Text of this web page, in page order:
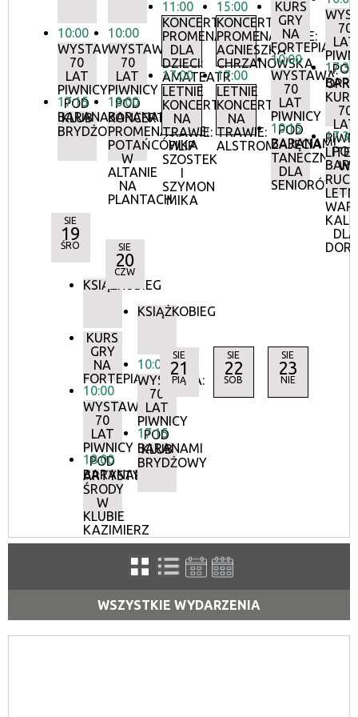
10:00
WYSTAWA:
70
LAT
PIWNICY
POD
BARANAMI
17:15
KLUB
BRYDŻOWY
10:00
WYSTAWA:
70
LAT
PIWNICY
POD
BARANAMI
18:00
KONCERTY
PROMENADOWE:
POTAŃCÓWKA
W
ALTANIE
NA
PLANTACH
11:00
KONCERTY
PROMENADOWE
DLA
DZIECI:
AMATEATR
17:00
LETNIE
KONCERTY
NA
TRAWIE:
FILIP
SZOSTEK
I
SZYMON
MIKA
15:00
KONCERTY
PROMENADOWE:
AGNIESZKA
CHRZANOWSKA
17:00
LETNIE
KONCERTY
NA
TRAWIE:
ALSTROMERIE
KURS
GRY
NA
FORTEPIANIE
10:00
WYSTAWA:
70
LAT
PIWNICY
POD
BARANAMI
10:15
ZAJĘCIA
TANECZNE
DLA
SENIORÓW
70
LAT
POD
17:30
70
LAT
POD
17:30
W
DLA
SIE
19
ŚRO
KSIĄŻKOBIEG
KURS
GRY
NA
FORTEPIANIE
10:00
WYSTAWA:
70
LAT
PIWNICY
POD
BARANAMI
18:00
ARTYSTYCZNE
ŚRODY
W
KLUBIE
KAZIMIERZ
SIE
20
CZW
KSIĄŻKOBIEG
10:00
WYSTAWA:
70
LAT
PIWNICY
POD
BARANAMI
17:15
KLUB
BRYDŻOWY
SIE
21
PIĄ
SIE
22
SOB
SIE
23
NIE
WSZYSTKIE WYDARZENIA